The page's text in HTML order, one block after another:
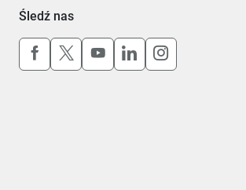
Śledź nas
Uwaga, link otworzy się w
Uwaga, link otworzy się w
Uwaga, link otworzy
Uwaga, link
Uwaga,